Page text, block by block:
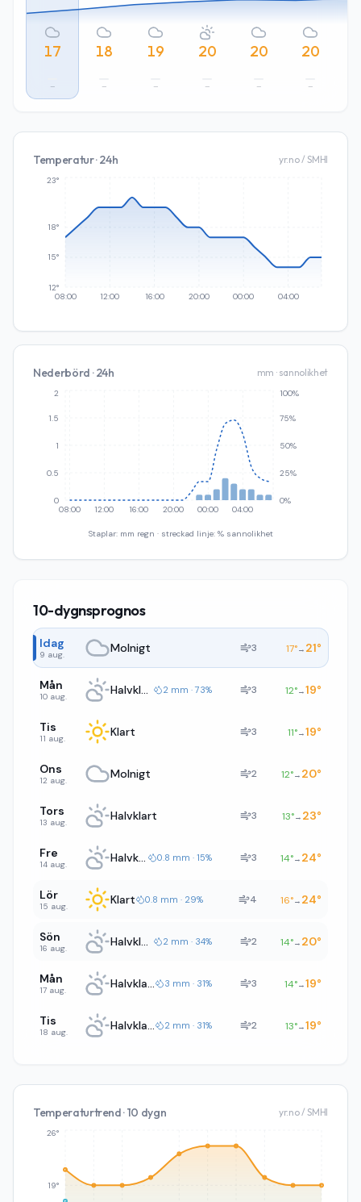
17
–
18
–
19
–
20
–
20
–
20
–
Temperatur · 24h yr.no / SMHI
08:00 12:00 16:00 20:00 00:00 04:00
12°
15°
18°
23°
Nederbörd · 24h mm · sannolikhet
08:00 12:00 16:00 20:00 00:00 04:00
0
0.5
1
1.5
2
0%
25%
50%
75%
100%
Staplar: mm regn · streckad linje: % sannolikhet
10-dygnsprognos
Idag
9 aug. Molnigt 3 17°→ 21°
Mån
10 aug. Halvklart 2 mm · 73% 3 12°→19°
Tis
11 aug. Klart 3 11°→19°
Ons
12 aug. Molnigt 2 12°→ 20°
Tors
13 aug. Halvklart 3 13°→ 23°
Fre
14 aug. Halvklart 0.8 mm · 15% 3 14°→ 24°
Lör
15 aug. Klart 0.8 mm · 29% 4 16°→ 24°
Sön
16 aug. Halvklart 2 mm · 34% 2 14°→ 20°
Mån
17 aug. Halvklart 3 mm · 31% 3 14°→19°
Tis
18 aug. Halvklart 2 mm · 31% 2 13°→19°
Temperaturtrend · 10 dygn yr.no / SMHI
19°
26°